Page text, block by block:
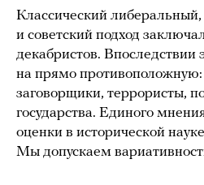
Классический
и советский подход
декабристов. Впоследствии
на прямо противоположную:
заговорщики, террористы,
государства. Единого
оценки в исторической
Мы допускаем